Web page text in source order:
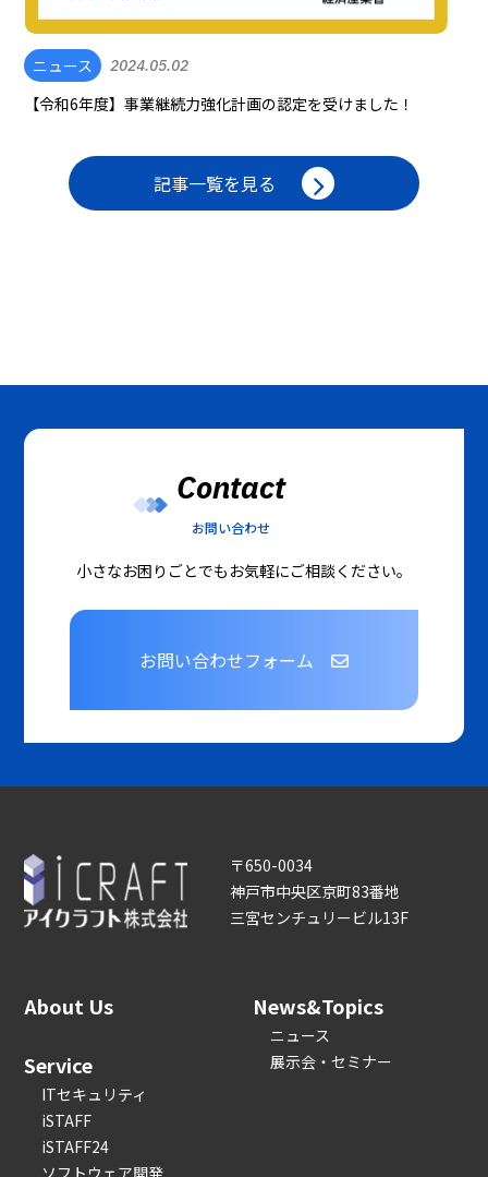
ニュース 2024.05.02
【令和6年度】事業継続力強化計画の認定を受けました！
記事一覧を見る
Contact
お問い合わせ
小さなお困りごとでもお気軽にご相談ください。
お問い合わせフォーム
〒650-0034
神戸市中央区京町83番地
三宮センチュリービル13F
About Us
Service
ITセキュリティ
iSTAFF
iSTAFF24
News&Topics
ニュース
展示会・セミナー